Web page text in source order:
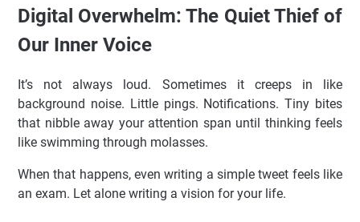
Digital Overwhelm: The Quiet Thief of
Our Inner Voice
It’s not always loud. Sometimes it creeps in like
background noise. Little pings. Notifications. Tiny bites
that nibble away your attention span until thinking feels
like swimming through molasses.
When that happens, even writing a simple tweet feels like
an exam. Let alone writing a vision for your life.